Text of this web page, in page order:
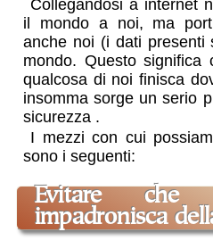
Collegandosi a internet
il mondo a noi, ma
anche noi (i dati presenti
mondo. Questo significa
qualcosa di noi finisca
insomma sorge un serio
sicurezza .
I mezzi con cui
sono i seguenti:
evitare che qualcuno di
impadronisca